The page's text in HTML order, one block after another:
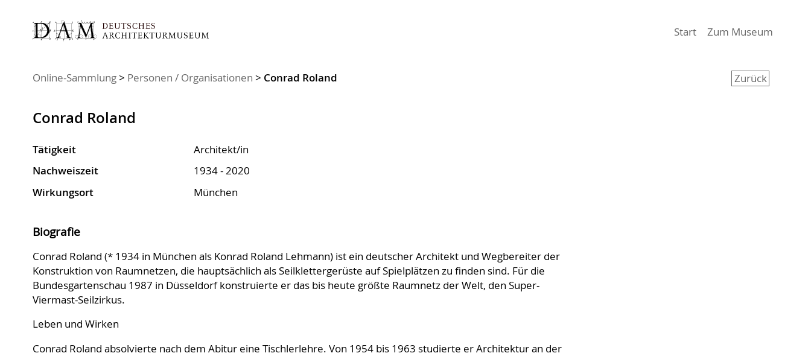
Start(aktiv)
Zum Museum
Zurück
Sie sind hier:
Online-Sammlung> Personen / Organisationen > Conrad Roland
Conrad Roland
Tätigkeit
Architekt/in
Nachweiszeit
1934 - 2020
Wirkungsort
München
Biografie
Conrad Roland (* 1934 in München als Konrad Roland Lehmann) ist ein deutscher Architekt und Wegbereiter der
Konstruktion von Raumnetzen, die hauptsächlich als Seilklettergerüste auf Spielplätzen zu finden sind. Für die
Bundesgartenschau 1987 in Düsseldorf konstruierte er das bis heute größte Raumnetz der Welt, den Super-
Viermast-Seilzirkus.
Leben und Wirken
Conrad Roland absolvierte nach dem Abitur eine Tischlerlehre. Von 1954 bis 1963 studierte er Architektur an der